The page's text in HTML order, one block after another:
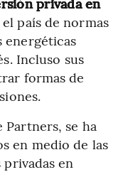
país de normas
energéticas
Incluso sus
formas de
se ha
en medio de las
en